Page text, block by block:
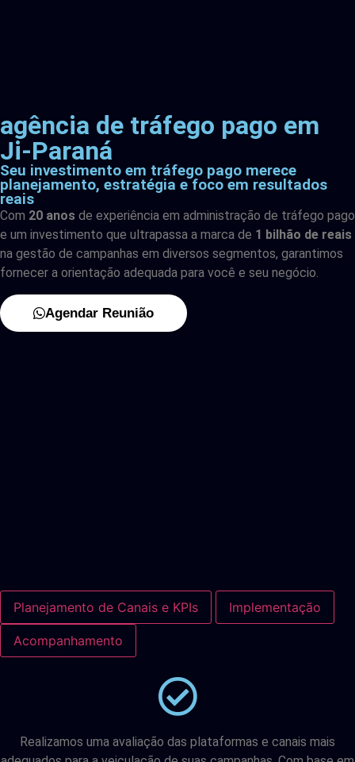
agência de tráfego pago em
Ji-Paraná
Seu investimento em tráfego pago merece
planejamento, estratégia e foco em resultados
reais
Com 20 anos de experiência em administração de tráfego pago
e um investimento que ultrapassa a marca de 1 bilhão de reais
na gestão de campanhas em diversos segmentos, garantimos
fornecer a orientação adequada para você e seu negócio.
Agendar Reunião
Planejamento de Canais e KPIs Implementação
Acompanhamento
Realizamos uma avaliação das plataformas e canais mais